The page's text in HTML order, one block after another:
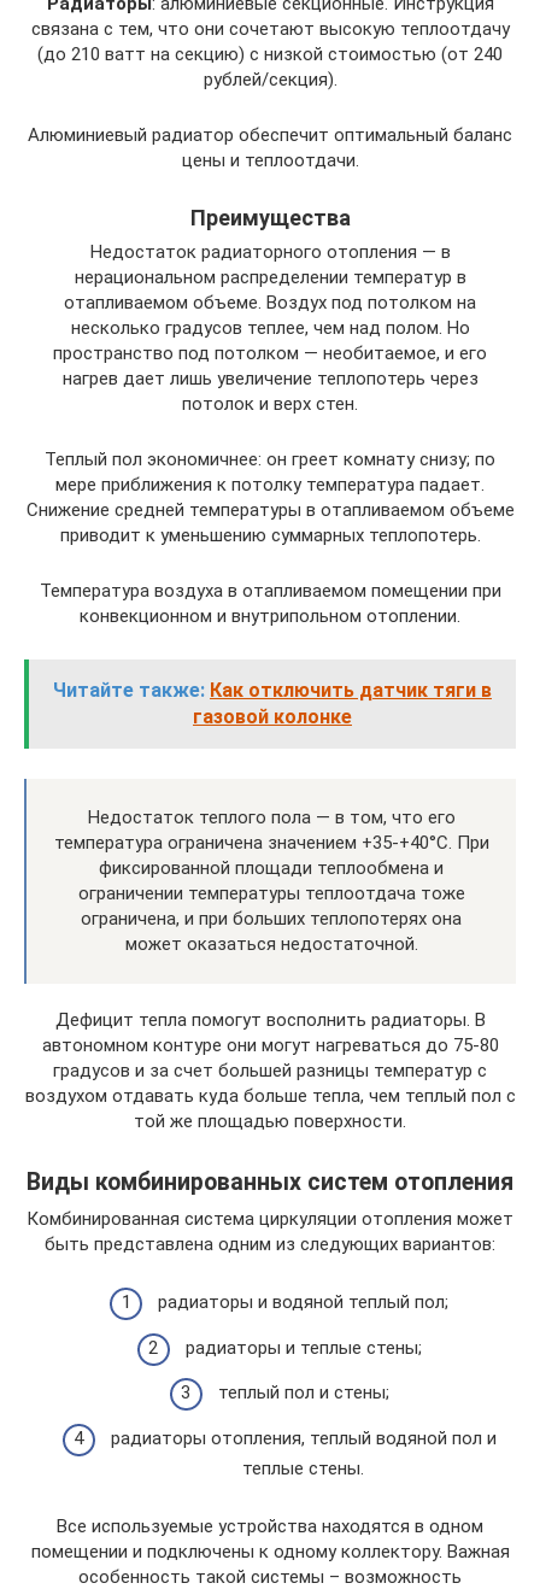
связана с тем, что они сочетают высокую теплоотдачу
(до 210 ватт на секцию) с низкой стоимостью (от 240
рублей/секция).
Алюминиевый радиатор обеспечит оптимальный баланс
цены и теплоотдачи.
Преимущества
Недостаток радиаторного отопления — в
нерациональном распределении температур в
отапливаемом объеме. Воздух под потолком на
несколько градусов теплее, чем над полом. Но
пространство под потолком — необитаемое, и его
нагрев дает лишь увеличение теплопотерь через
потолок и верх стен.
Теплый пол экономичнее: он греет комнату снизу; по
мере приближения к потолку температура падает.
Снижение средней температуры в отапливаемом объеме
приводит к уменьшению суммарных теплопотерь.
Температура воздуха в отапливаемом помещении при
конвекционном и внутрипольном отоплении.
Читайте также: Как отключить датчик тяги в
газовой колонке
Недостаток теплого пола — в том, что его
температура ограничена значением +35-+40°С. При
фиксированной площади теплообмена и
ограничении температуры теплоотдача тоже
ограничена, и при больших теплопотерях она
может оказаться недостаточной.
Дефицит тепла помогут восполнить радиаторы. В
автономном контуре они могут нагреваться до 75-80
градусов и за счет большей разницы температур с
воздухом отдавать куда больше тепла, чем теплый пол с
той же площадью поверхности.
Виды комбинированных систем отопления
Комбинированная система циркуляции отопления может
быть представлена одним из следующих вариантов:
радиаторы и водяной теплый пол;
радиаторы и теплые стены;
теплый пол и стены;
радиаторы отопления, теплый водяной пол и
теплые стены.
Все используемые устройства находятся в одном
помещении и подключены к одному коллектору. Важная
особенность такой системы – возможность